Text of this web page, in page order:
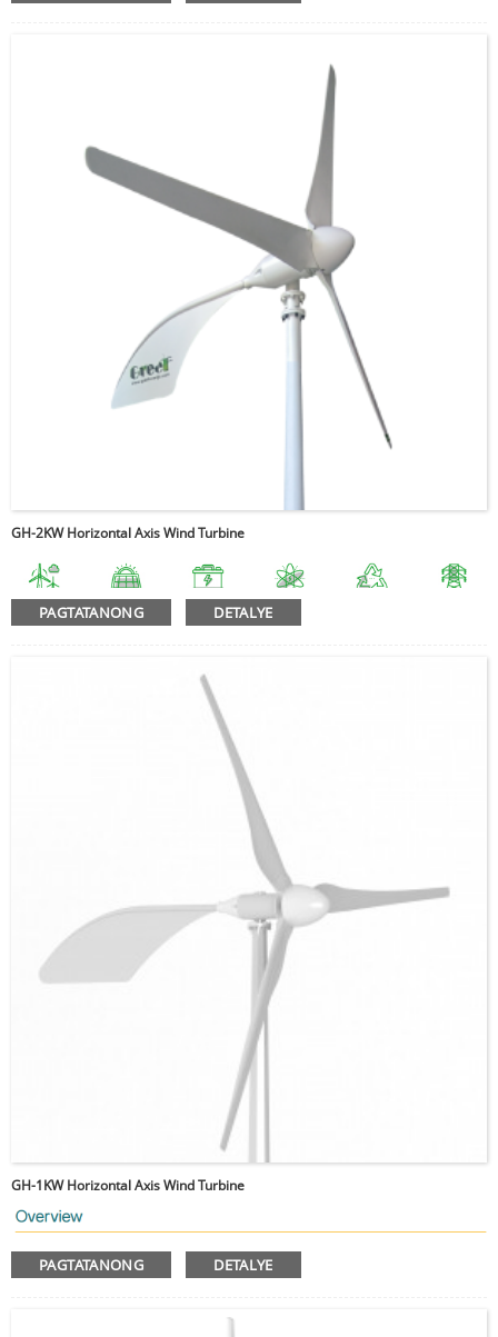
GH-2KW Horizontal Axis Wind Turbine
PAGTATANONG DETALYE
GH-1KW Horizontal Axis Wind Turbine
PAGTATANONG DETALYE